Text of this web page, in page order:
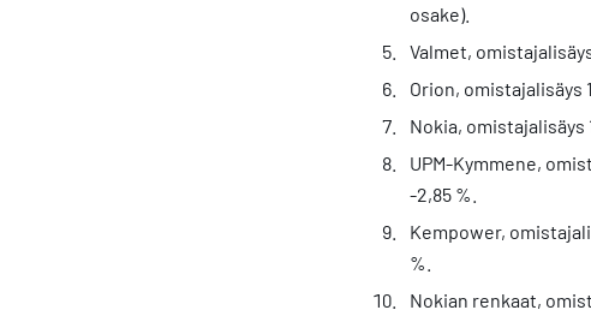
osake).
Valmet,
Orion, omistajalisäys
Nokia, omistajalisäys
UPM-Kymmene,
-2,85 %.
Kempower,
%.
Nokian renkaat,